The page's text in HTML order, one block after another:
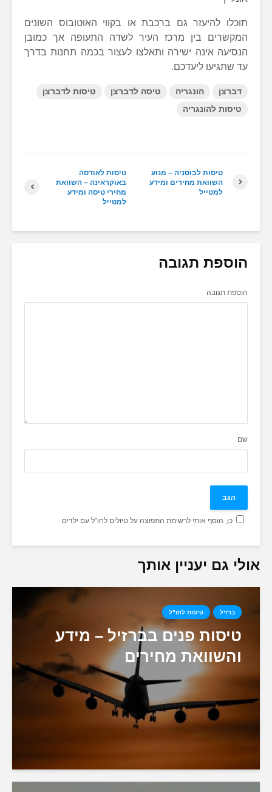
תוכלו להיעזר גם ברכבת או בקווי האוטובוס השונים
המקשרים בין מרכז העיר לשדה התעופה אך כמובן
הנסיעה אינה ישירה ותאלצו לעצור בכמה תחנות בדרך
עד שתגיעו ליעדכם.
דברצן הונגריה טיסה לדברצן
טיסות לדברצן
טיסות להונגריה
טיסות לאודסה
באוקראינה – השוואת
מחירי טיסה ומידע
למטייל
טיסות לבוסניה – מנוע
השוואת מחירים ומידע
למטייל
הוספת תגובה
הוספת תגובה
שם
כן, הוסף אותי לרשימת התפוצה על טיולים לחו"ל עם ילדים
אולי גם יעניין אותך
ברזיל טיסות לחו"ל
טיסות פנים בברזיל – מידע
והשוואת מחירים